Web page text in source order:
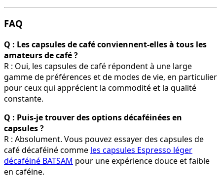
FAQ
Q : Les capsules de café conviennent-elles à tous les
amateurs de café ?
R : Oui, les capsules de café répondent à une large
gamme de préférences et de modes de vie, en particulier
pour ceux qui apprécient la commodité et la qualité
constante.
Q : Puis-je trouver des options décaféinées en
capsules ?
R : Absolument. Vous pouvez essayer des capsules de
café décaféiné comme les capsules Espresso léger
décaféiné BATSAM pour une expérience douce et faible
en caféine.